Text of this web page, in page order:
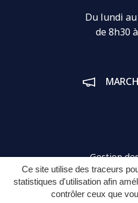
Ce site utilise des traceurs
statistiques d'utilisation afin
contrôler ceux que
Du lundi
de 8h30
Gestion
Plan
Mentions